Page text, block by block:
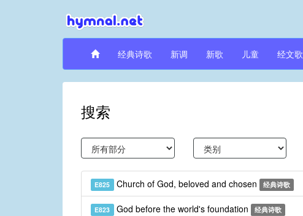
经典诗歌 新调 新歌 儿童 经文歌
搜索
E825 Church of God, beloved and chosen 经典诗歌
E823 God before the world's foundation 经典诗歌